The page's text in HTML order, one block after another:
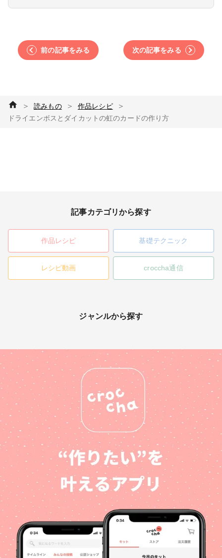
前の記事をみる 次の記事をみる
＞ 読みもの ＞ 作品レシピ ＞
ドライエンボスとダイカットの虹のカードの作り方
記事カテゴリから探す
作品レシピ 基礎テクニック
レシピ動画 croccha通信
ジャンルから探す